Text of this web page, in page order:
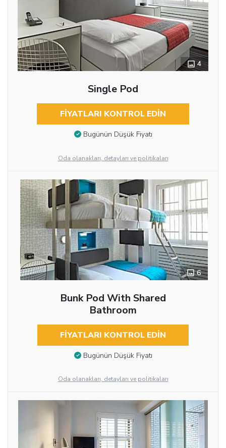
4
Single Pod
FIYATLARI KONTROL EDIN
Bugünün Düşük Fiyatı
Oda olanakları, detayları ve politikaları
6
Bunk Pod With Shared
Bathroom
FIYATLARI KONTROL EDIN
Bugünün Düşük Fiyatı
Oda olanakları, detayları ve politikaları